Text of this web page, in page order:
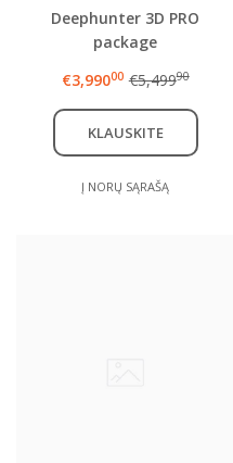
Deephunter 3D PRO
package
€3,99000 €5,49990
KLAUSKITE
Į NORŲ SĄRAŠĄ